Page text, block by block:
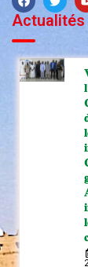
Actualités